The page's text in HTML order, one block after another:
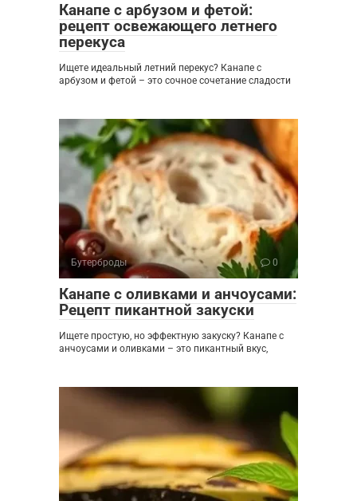
Канапе с арбузом и фетой:
рецепт освежающего летнего
перекуса
Ищете идеальный летний перекус? Канапе с
арбузом и фетой – это сочное сочетание сладости
Бутерброды 0
Канапе с оливками и анчоусами:
Рецепт пикантной закуски
Ищете простую, но эффектную закуску? Канапе с
анчоусами и оливками – это пикантный вкус,